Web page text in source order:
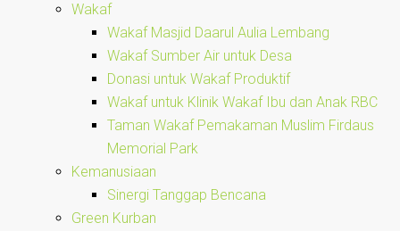
Wakaf
Wakaf Masjid Daarul Aulia Lembang
Wakaf Sumber Air untuk Desa
Donasi untuk Wakaf Produktif
Wakaf untuk Klinik Wakaf Ibu dan Anak RBC
Taman Wakaf Pemakaman Muslim Firdaus
Memorial Park
Kemanusiaan
Sinergi Tanggap Bencana
Green Kurban